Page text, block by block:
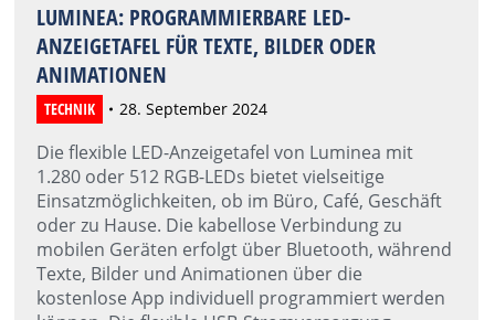
LUMINEA: PROGRAMMIERBARE LED-
ANZEIGETAFEL FÜR TEXTE, BILDER ODER
ANIMATIONEN
TECHNIK 28. September 2024
Die flexible LED-Anzeigetafel von Luminea mit
1.280 oder 512 RGB-LEDs bietet vielseitige
Einsatzmöglichkeiten, ob im Büro, Café, Geschäft
oder zu Hause. Die kabellose Verbindung zu
mobilen Geräten erfolgt über Bluetooth, während
Texte, Bilder und Animationen über die
kostenlose App individuell programmiert werden